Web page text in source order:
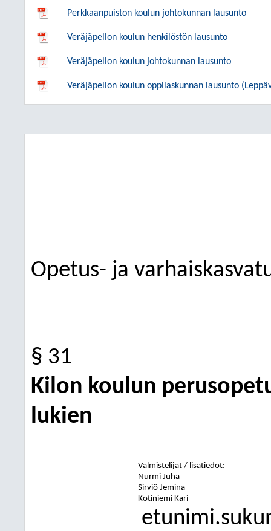
Perkkaanpuiston koulun johtokunnan lausunto
Veräjäpellon koulun henkilöstön lausunto
Veräjäpellon koulun johtokunnan lausunto
Veräjäpellon koulun oppilaskunnan lausunto
Opetus- ja
§ 31
Kilon koulun
lukien
Valmistelijat / lisätiedot:
Nurmi Juha
Sirviö Jemina
Kotiniemi Kari